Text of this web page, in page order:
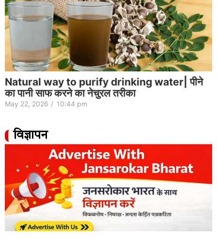
Natural way to purify drinking water| पीने
का पानी साफ करने का नेचुरल तरीका
May 22, 2026 / 10:44 pm
विज्ञापन